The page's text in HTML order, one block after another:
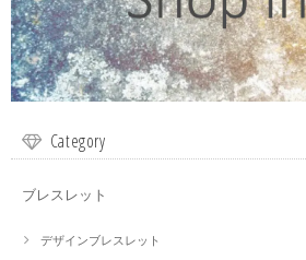
Category
ブレスレット
デザインブレスレット